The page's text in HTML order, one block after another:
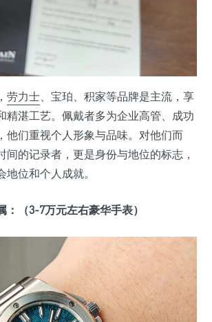
劳力士、宝珀、积家等品牌是主流，享
精湛工艺。佩戴者多为企业高管、成功
他们重视个人形象与品味。对他们而
间的记录者，更是身份与地位的标志，
位和个人成就。
：（3-7万元左右豪华手表）